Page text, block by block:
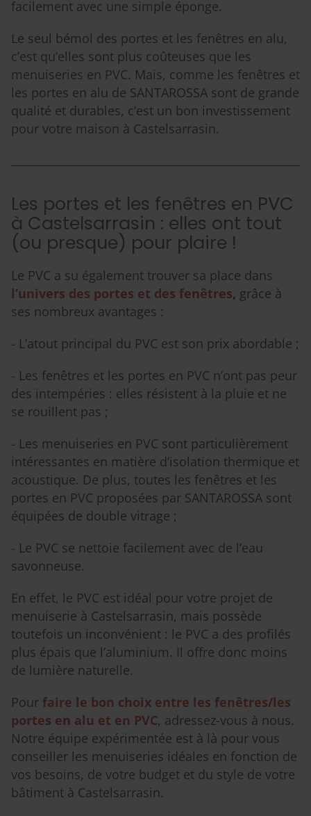
facilement avec une simple éponge.
Le seul bémol des portes et les fenêtres en alu,
c’est qu’elles sont plus coûteuses que les
menuiseries en PVC. Mais, comme les fenêtres et
les portes en alu de SANTAROSSA sont de grande
qualité et durables, c’est un bon investissement
pour votre maison à Castelsarrasin.
Les portes et les fenêtres en PVC
à Castelsarrasin : elles ont tout
(ou presque) pour plaire !
Le PVC a su également trouver sa place dans
l’univers des portes et des fenêtres, grâce à
ses nombreux avantages :
- L’atout principal du PVC est son prix abordable ;
- Les fenêtres et les portes en PVC n’ont pas peur
des intempéries : elles résistent à la pluie et ne
se rouillent pas ;
- Les menuiseries en PVC sont particulièrement
intéressantes en matière d’isolation thermique et
acoustique. De plus, toutes les fenêtres et les
portes en PVC proposées par SANTAROSSA sont
équipées de double vitrage ;
- Le PVC se nettoie facilement avec de l’eau
savonneuse.
En effet, le PVC est idéal pour votre projet de
menuiserie à Castelsarrasin, mais possède
toutefois un inconvénient : le PVC a des profilés
plus épais que l’aluminium. Il offre donc moins
de lumière naturelle.
Pour faire le bon choix entre les fenêtres/les
portes en alu et en PVC, adressez-vous à nous.
Notre équipe expérimentée est à là pour vous
conseiller les menuiseries idéales en fonction de
vos besoins, de votre budget et du style de votre
bâtiment à Castelsarrasin.